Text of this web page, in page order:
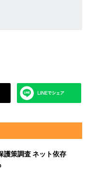
護策調査 ネット依存